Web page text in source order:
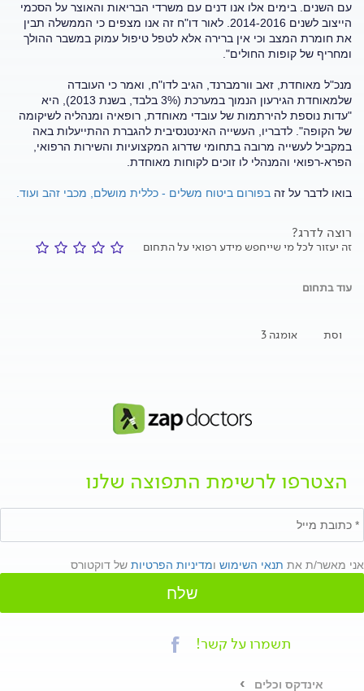
עם השנים. בימים אלו אנו דנים עם משרדי הבריאות והאוצר על הסכמי
הייצוב לשנים 2014-2016. לאור דו"ח זה אנו מצפים כי הממשלה תבין
את חומרת המצב וכי אין ברירה אלא לטפל טיפול עמוק במשבר ההולך
ומחריף של קופות החולים".
מנכ"ל מאוחדת, זאב וורמברנד, הגיב לדו"ח, ואמר כי העובדה
שלמאוחדת הגירעון הנמוך במערכת (3% בלבד, בשנת 2013), היא
"עדות נוספת להירתמות של עובדי מאוחדת, רופאיה ומנהליה לשיקומה
של הקופה". לדבריו, העשייה האינטנסיבית להגברת ההתייעלות באה
במקביל לעשייה מרובה בתחומי שדרוג המקצועיות והשירות הרפואי,
הפרא-רפואי והמנהלי לו זוכים לקוחות מאוחדת.
בואו לדבר על זה בפורום ביטוח משלים - כללית מושלם, מכבי זהב ועוד.
רוצה לדרג?
זה יעזור לכל מי שייחפש מידע רפואי על התחום
עוד בתחום
וסת אומגה 3
הצטרפו לרשימת התפוצה שלנו
אני מאשר/ת את תנאי השימוש ומדיניות הפרטיות של דוקטורס
שלח
תשמרו על קשר!
אינדקס וכלים